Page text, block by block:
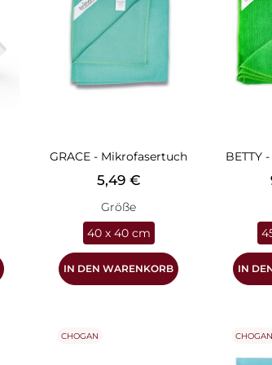
GRACE - Mikrofasertuch
Preis
5,49 €
Größe
40 x 40 cm
IN DEN WARENKORB
BETTY
IN
CHOGAN CHOGAN